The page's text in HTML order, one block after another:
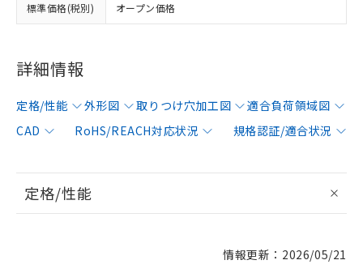
標準価格(税別) オープン価格
詳細情報
定格/性能 外形図 取りつけ穴加工図
適合負荷領域図
CAD
RoHS/REACH対応状況 規格認証/適合状況
定格/性能
情報更新：2026/05/21